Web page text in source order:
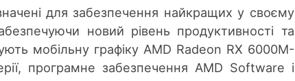
для забезпечення найкращих у своєму
новий рівень продуктивності та
мобільну графіку AMD Radeon RX 6000M-
програмне забезпечення AMD Software і